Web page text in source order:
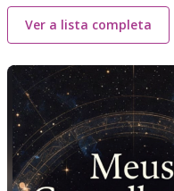
Ver a lista completa